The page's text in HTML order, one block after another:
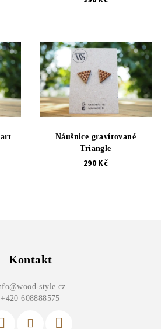
Náušnice gravírované
Triangle
290 Kč
Kontakt
@wood-style.cz
+420 608888575